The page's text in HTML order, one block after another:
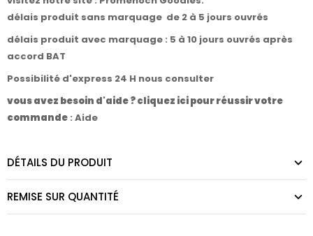
délais produit sans marquage de 2 à 5 jours ouvrés
délais produit avec marquage : 5 à 10 jours ouvrés après
accord BAT
Possibilité d'express 24 H nous consulter
vous avez besoin d'aide ? cliquez ici pour réussir votre
commande : Aide
DÉTAILS DU PRODUIT
REMISE SUR QUANTITÉ